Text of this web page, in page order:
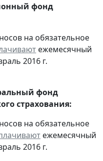
фонд
на обязательное
ежемесячный
2016 г.
фонд
страхования:
на обязательное
ежемесячный
2016 г.